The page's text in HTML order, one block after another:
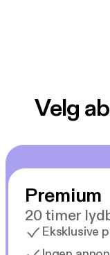
Velg
Premium
20 timer
Eksklusive